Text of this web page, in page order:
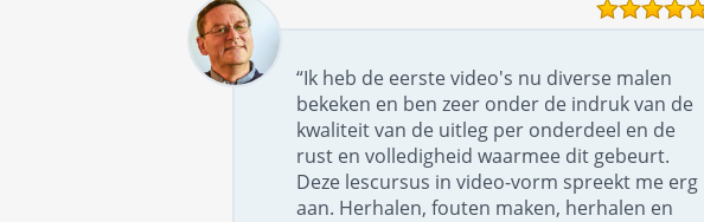
“Ik heb de eerste video's nu diverse malen
bekeken en ben zeer onder de indruk van de
kwaliteit van de uitleg per onderdeel en de
rust en volledigheid waarmee dit gebeurt.
Deze lescursus in video-vorm spreekt me erg
aan. Herhalen, fouten maken, herhalen en